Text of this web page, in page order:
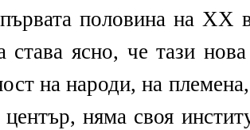
половина на XX
става ясно, че тази
на народи, на
няма своя